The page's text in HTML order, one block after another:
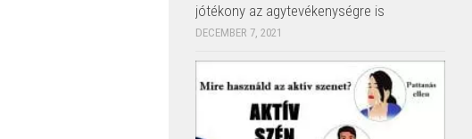
jótékony az agytevékenységre is
DECEMBER 7, 2021